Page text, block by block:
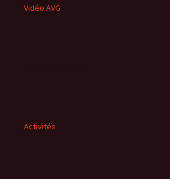
Vidéo AVG
Activités